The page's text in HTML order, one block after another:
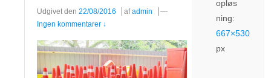
Udgivet den 22/08/2016 afadmin
—
Ingen kommentarer ↓
opløs
ning:
667×530
px